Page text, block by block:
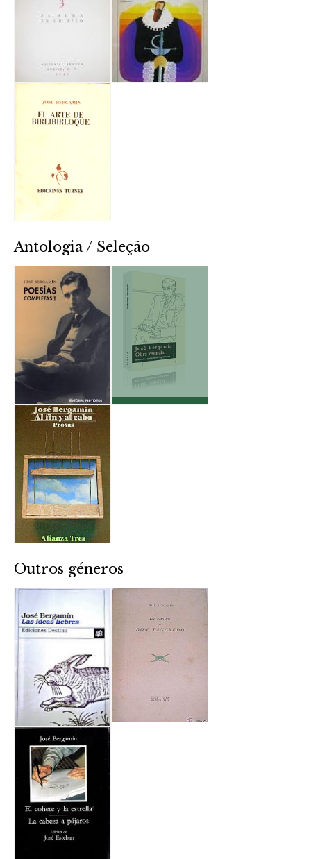
Antologia / Seleção
Outros géneros